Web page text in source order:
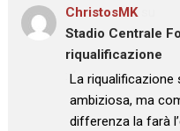
ChristosMKsu
Stadio Centrale
riqualificazione
: “La riqualificazione
ambiziosa, ma
differenza la farà